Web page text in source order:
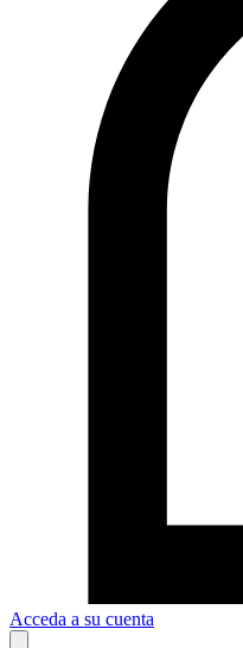
Acceda a su cuenta